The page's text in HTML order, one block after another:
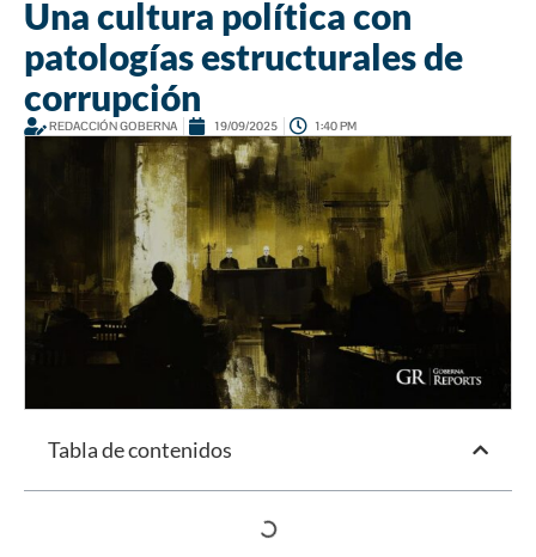
Una cultura política con
patologías estructurales de
corrupción
REDACCIÓN GOBERNA 19/09/2025 1:40 PM
Tabla de contenidos